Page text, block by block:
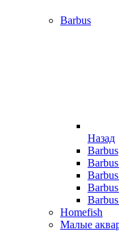
Barbus
Назад
Barbus
Homefish
Малые